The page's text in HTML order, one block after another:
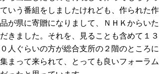
ていう番組をしましたけれども、作られた作
品が県に寄贈になりまして、ＮＨＫからいた
だきました。それを、見ることも含めて１３
０人ぐらいの方が総合支所の２階のところに
集まって来られて、とっても良いフォーラム